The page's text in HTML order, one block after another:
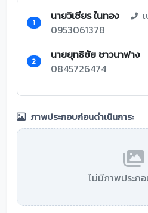
1 นายวิเชียร ในทอง
0953061378
2 นายยุทธิชัย ชาวนาฟาง
0845726474
ภาพประกอบก่อนดำเนินการ:
ไม่มีภาพประก